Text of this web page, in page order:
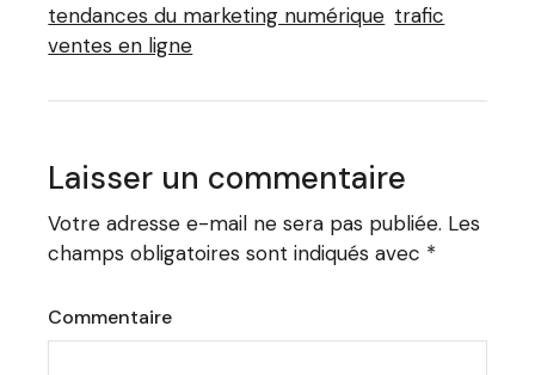
tendances du marketing numérique trafic
ventes en ligne
Laisser un commentaire
Votre adresse e-mail ne sera pas publiée. Les
champs obligatoires sont indiqués avec *
Commentaire